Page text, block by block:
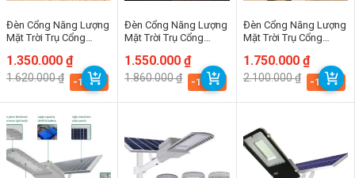
Đèn Cổng Năng Lượng
Mặt Trời Trụ Cổng
1.620.000₫
Giá
gốc
là:
1.350.000 ₫
Giá
hiện
tại
1.350.000 ₫.
-16.7%
Đèn Cổng Năng Lượng
Mặt Trời Trụ Cổng
1.860.000₫
Giá
gốc
là:
1.550.000₫
Giá
hiện
tại
1.550.000 ₫.
-16.7%
Đèn Cổng Năng Lượng
Mặt Trời Trụ Cổng
2.100.000₫
Giá
gốc
là:
1.750.000 ₫
Giá
hiện
tại
1.750.000 ₫.
-16.7%